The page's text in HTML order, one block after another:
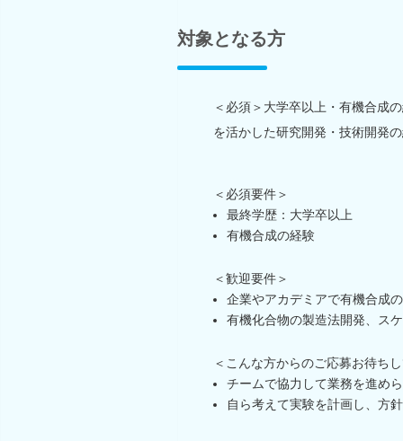
対象となる方
＜必須＞大学卒以上・有機合成
を活かした研究開発・技術開発
＜必須要件＞
最終学歴：大学卒以上
有機合成の経験
＜歓迎要件＞
企業やアカデミアで有機合成
有機化合物の製造法開発、ス
＜こんな方からのご応募お待ち
チームで協力して業務を進め
自ら考えて実験を計画し、方